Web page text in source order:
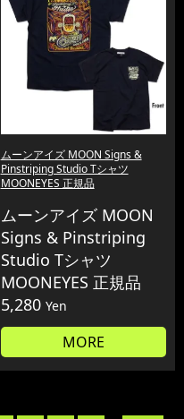
ムーンアイズ MOON Signs &
Pinstriping Studio Tシャツ
MOONEYES 正規品
ムーンアイズ MOON
Signs & Pinstriping
Studio Tシャツ
MOONEYES 正規品
5,280 Yen
MORE